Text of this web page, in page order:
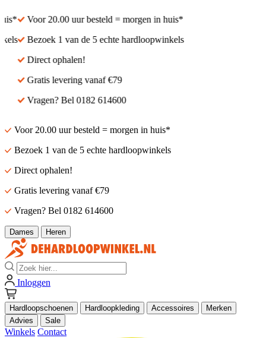
Voor 20.00 uur besteld = morgen in huis*
Bezoek 1 van de 5 echte hardloopwinkels
Direct ophalen!
Gratis levering vanaf €79
Vragen? Bel 0182 614600
Voor 20.00 uur besteld = morgen in huis*
Bezoek 1 van de 5 echte hardloopwinkels
Direct ophalen!
Gratis levering vanaf €79
Vragen? Bel 0182 614600
Dames Heren
Zoek
Inloggen
Hardloopschoenen Hardloopkleding Accessoires
Merken
Advies
Sale
Winkels Contact